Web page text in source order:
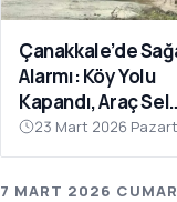
Çanakkale’de
Alarmı: Köy Yolu
Kapandı, Araç Sel
Sularına Kapıldı
23 Mart 2026
7 MART 2026